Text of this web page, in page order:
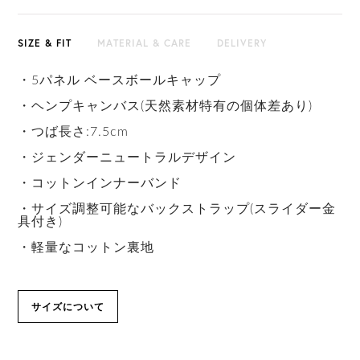
SIZE & FIT MATERIAL & CARE DELIVERY
・5パネル ベースボールキャップ
・ヘンプキャンバス(天然素材特有の個体差あり)
・つば長さ:7.5cm
・ジェンダーニュートラルデザイン
・コットンインナーバンド
・サイズ調整可能なバックストラップ(スライダー金
具付き)
・軽量なコットン裏地
サイズについて